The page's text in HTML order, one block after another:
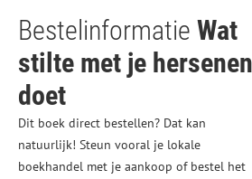
Bestelinformatie Wat
stilte met je hersenen
doet
Dit boek direct bestellen? Dat kan
natuurlijk! Steun vooral je lokale
boekhandel met je aankoop of bestel het